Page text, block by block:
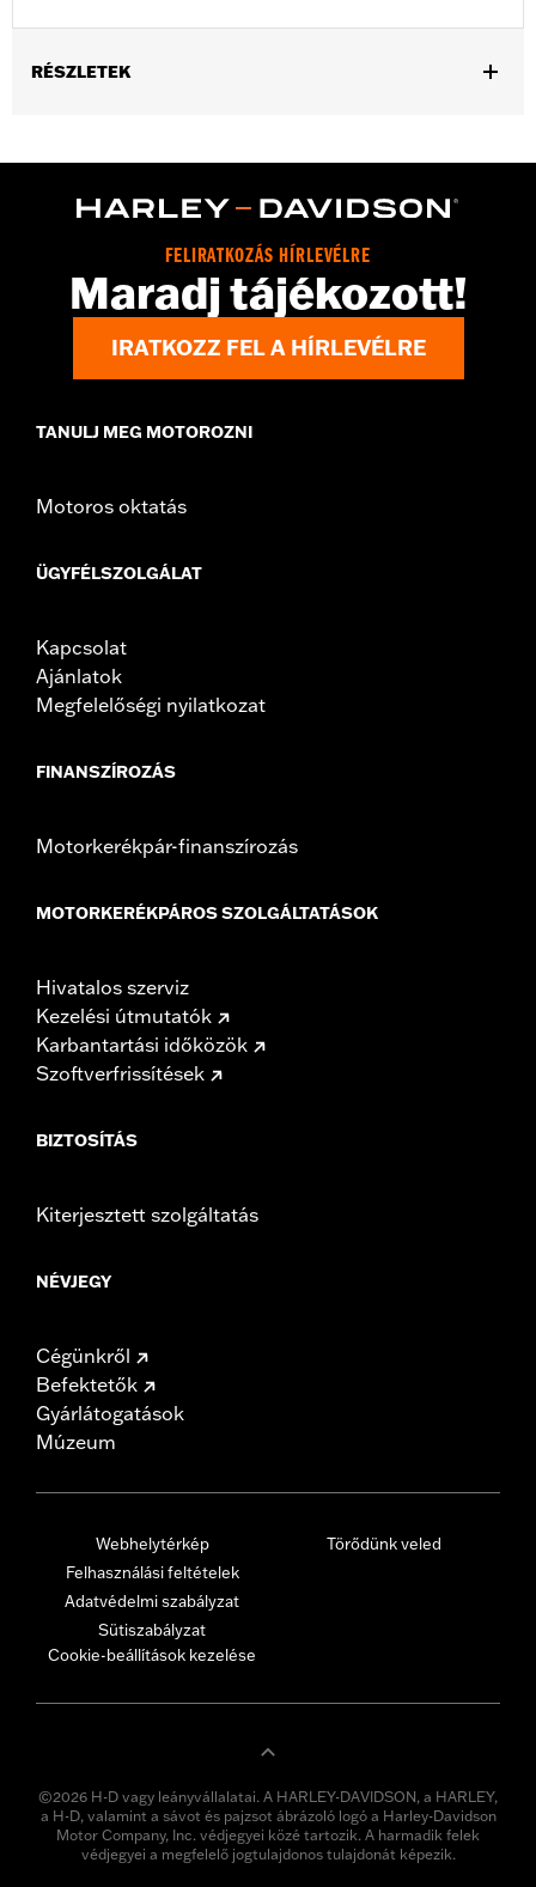
RÉSZLETEK
Functional Features:Vented,Waterproof,Seam Sealed,
Adjustable Waist, Two-way Zipper Front,Zipper Pockets
Reflective,Armor Included,Armor Pockets
WARRANTY:
2 year limited warranty � Go to
www.h-
d.com/warranty for full details
Imported
FELIRATKOZÁS HÍRLEVÉLRE
Maradj tájékozott!
IRATKOZZ FEL A HÍRLEVÉLRE
TANULJ MEG MOTOROZNI
Motoros oktatás
ÜGYFÉLSZOLGÁLAT
Kapcsolat
Ajánlatok
Megfelelőségi nyilatkozat
FINANSZÍROZÁS
Motorkerékpár-finanszírozás
MOTORKERÉKPÁROS SZOLGÁLTATÁSOK
Hivatalos szerviz
Kezelési útmutatók
Karbantartási időközök
Szoftverfrissítések
BIZTOSÍTÁS
Kiterjesztett szolgáltatás
NÉVJEGY
Cégünkről
Befektetők
Gyárlátogatások
Múzeum
Webhelytérkép
Felhasználási feltételek
Adatvédelmi szabályzat
Sütiszabályzat
Cookie-beállítások kezelése
Törődünk veled
©2026 H-D vagy leányvállalatai. A HARLEY-DAVIDSON, a HARLEY,
a H-D, valamint a sávot és pajzsot ábrázoló logó a Harley-Davidson
Motor Company, Inc. védjegyei közé tartozik. A harmadik felek
védjegyei a megfelelő jogtulajdonos tulajdonát képezik.